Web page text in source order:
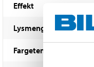
Effekt
Lysmengde
Fargetemperatur